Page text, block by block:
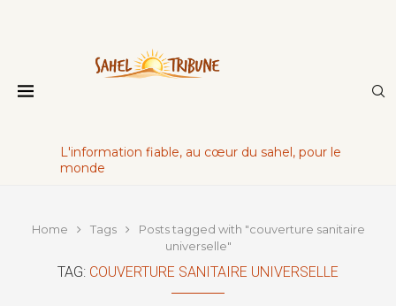
L'information fiable, au cœur du sahel, pour le
monde
Home Tags
Posts tagged with "couverture sanitaire
universelle"
TAG: COUVERTURE SANITAIRE UNIVERSELLE